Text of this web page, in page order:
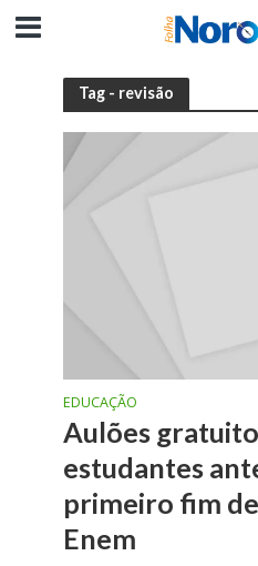
Tag - revisão
EDUCAÇÃO
Aulões
estudantes
primeiro fim
Enem